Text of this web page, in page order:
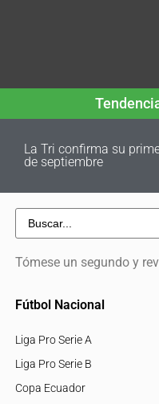
La Tri confirma su
de septiembre
Tómese un segundo y
Fútbol Nacional
Liga Pro Serie A
Liga Pro Serie B
Copa Ecuador